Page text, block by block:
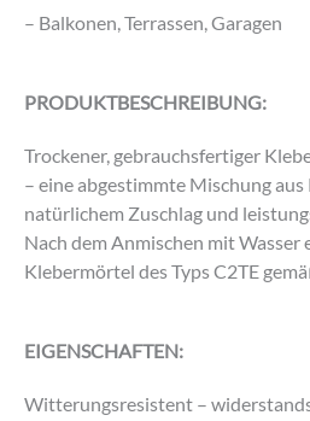
– Balkonen, Terrassen, Garagen
PRODUKTBESCHREIBUNG:
Trockener, gebrauchsfertiger
– eine abgestimmte Mischung
natürlichem Zuschlag und
Nach dem Anmischen mit Wasser
Klebermörtel des Typs C2TE
EIGENSCHAFTEN:
Witterungsresistent –